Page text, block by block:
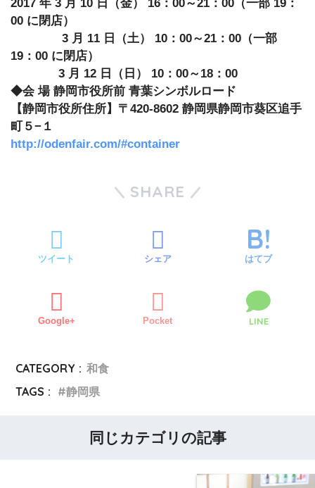
2017 年 3 月 10 日（金） 16：00～21：00（一部 19：
00 に閉店）
3 月 11 日（土） 10：00～21：00（一部
19：00 に閉店）
3 月 12 日（日） 10：00～18：00
◆会 場 静岡市役所前 青葉シンボルロード
【静岡市役所住所】〒420-8602 静岡県静岡市葵区追手
町５−１
http://odenfair.com/#container
SHARE
ツイート シェア はてブ
Google+ Pocket LINE
CATEGORY : 和食
TAGS :
静岡県
同じカテゴリの記事